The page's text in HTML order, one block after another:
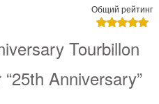
Общий рейтинг
Tourbillon
Anniversary”